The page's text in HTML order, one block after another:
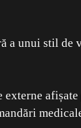
a unui stil de